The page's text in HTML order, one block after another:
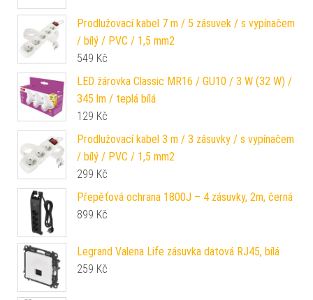
Prodlužovací kabel 7 m / 5 zásuvek / s vypínačem
/ bílý / PVC / 1,5 mm2
549 Kč
LED žárovka Classic MR16 / GU10 / 3 W (32 W) /
345 lm / teplá bílá
129 Kč
Prodlužovací kabel 3 m / 3 zásuvky / s vypínačem
/ bílý / PVC / 1,5 mm2
299 Kč
Přepěťová ochrana 1800J – 4 zásuvky, 2m, černá
899 Kč
Legrand Valena Life zásuvka datová RJ45, bílá
259 Kč